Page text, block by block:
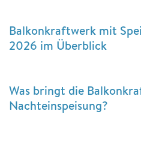
Balkonkraftwerk mit
2026 im Überblick
Was bringt die
Nachteinspeisung?